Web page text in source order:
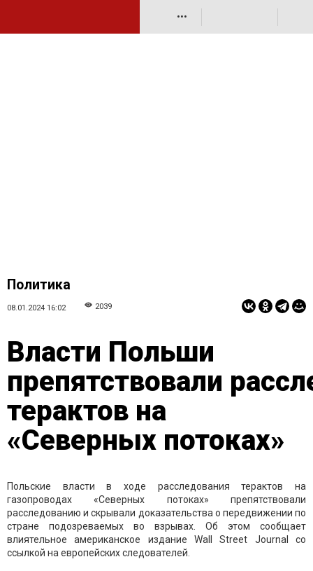
•••
Политика
08.01.2024 16:02 2039
Власти Польши
препятствовали
терактов на
«Северных потоках»
Польские власти в ходе расследования терактов на
газопроводах «Северных потоках» препятствовали
расследованию и скрывали доказательства о передвижении по
стране подозреваемых во взрывах. Об этом сообщает
влиятельное американское издание Wall Street Journal со
ссылкой на европейских следователей.